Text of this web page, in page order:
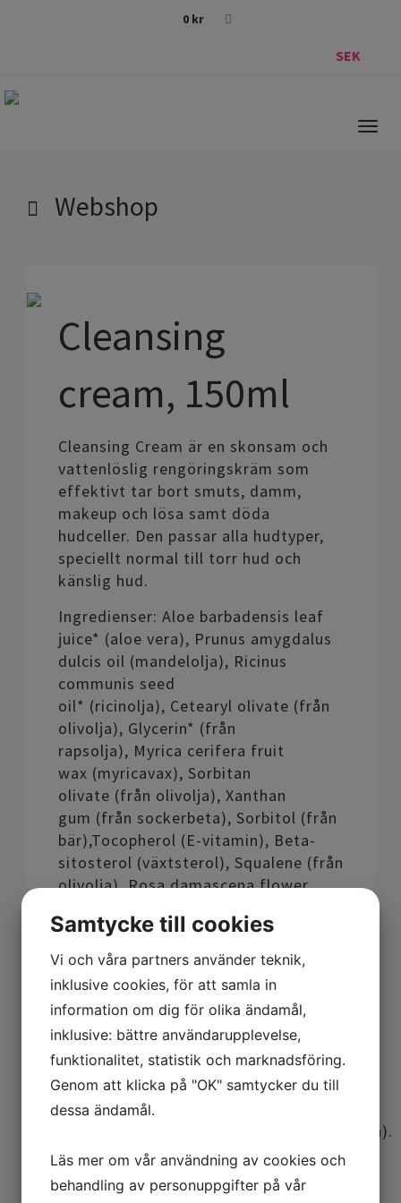
0 kr
SEK
Webshop
Cleansing
cream, 150ml
Cleansing Cream är en skonsam och
vattenlöslig rengöringskräm som
effektivt tar bort smuts, damm,
makeup och lösa samt döda
hudceller. Den passar alla hudtyper,
speciellt normal till torr hud och
känslig hud.
Ingredienser: Aloe barbadensis leaf
juice* (aloe vera), Prunus amygdalus
dulcis oil (mandelolja), Ricinus
communis seed
oil* (ricinolja), Cetearyl olivate (från
olivolja), Glycerin* (från
rapsolja), Myrica cerifera fruit
wax (myricavax), Sorbitan
olivate (från olivolja), Xanthan
gum (från sockerbeta), Sorbitol (från
bär),Tocopherol (E-vitamin), Beta-
sitosterol (växtsterol), Squalene (från
olivolja), Rosa damascena flower
chloride (havssalt), Cocamidopropyl
betaine (från kokos), Decyl
glucoside (från majs och
kokos), Lactid Acid (från
sockerbeta), Glycine soja
oil (sojaolja), Sodium
anisate (växtsalt), Sodium
levulinate (växtsalt), Sorbitan
caprylate (från
kokos), Parfum (växtparfym), Aqua (vatten).
* Ekologiskt certifierad ingrediens
enligt standard EEC 834/2007 and
Samtycke till cookies
Vi och våra partners använder teknik,
inklusive cookies, för att samla in
information om dig för olika ändamål,
inklusive: bättre användarupplevelse,
funktionalitet, statistik och marknadsföring.
Genom att klicka på "OK" samtycker du till
dessa ändamål.
Läs mer om vår användning av cookies och
behandling av personuppgifter på vår